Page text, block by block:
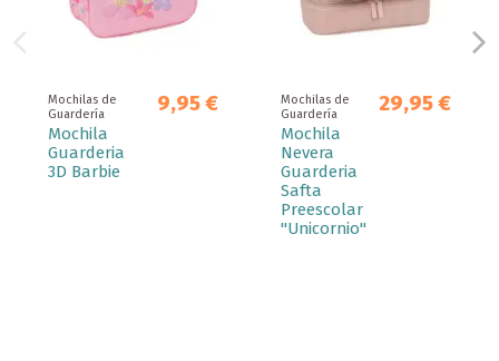
Mochilas de
Guardería
Mochila
Guarderia
3D Barbie
9,95 €
Mochilas de
Guardería
Mochila
Nevera
Guarderia
Safta
Preescolar
"Unicornio"
29,95 €